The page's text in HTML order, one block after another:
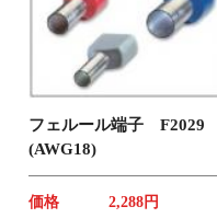
フェルール端子 F2029
(AWG18)
価格 2,288円